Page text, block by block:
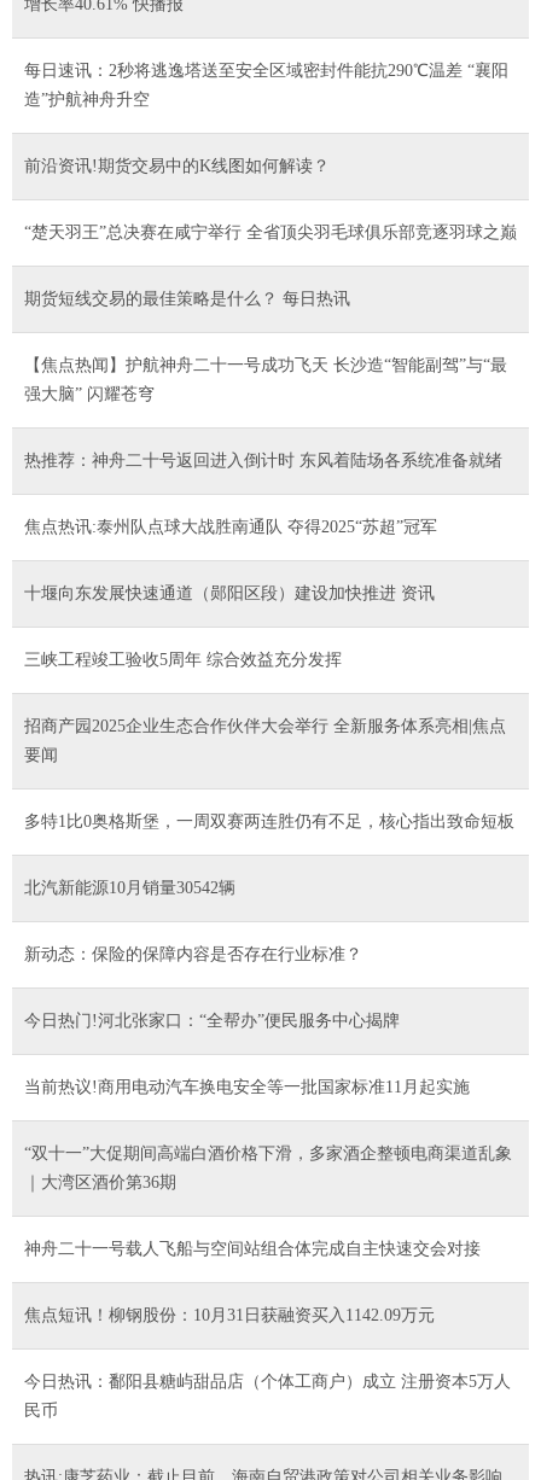
增长率40.61% 快播报
每日速讯：2秒将逃逸塔送至安全区域密封件能抗290℃温差 “襄阳
造”护航神舟升空
前沿资讯!期货交易中的K线图如何解读？
“楚天羽王”总决赛在咸宁举行 全省顶尖羽毛球俱乐部竞逐羽球之巅
期货短线交易的最佳策略是什么？ 每日热讯
【焦点热闻】护航神舟二十一号成功飞天 长沙造“智能副驾”与“最
强大脑” 闪耀苍穹
热推荐：神舟二十号返回进入倒计时 东风着陆场各系统准备就绪
焦点热讯:泰州队点球大战胜南通队 夺得2025“苏超”冠军
十堰向东发展快速通道（郧阳区段）建设加快推进 资讯
三峡工程竣工验收5周年 综合效益充分发挥
招商产园2025企业生态合作伙伴大会举行 全新服务体系亮相|焦点
要闻
多特1比0奥格斯堡，一周双赛两连胜仍有不足，核心指出致命短板
北汽新能源10月销量30542辆
新动态：保险的保障内容是否存在行业标准？
今日热门!河北张家口：“全帮办”便民服务中心揭牌
当前热议!商用电动汽车换电安全等一批国家标准11月起实施
“双十一”大促期间高端白酒价格下滑，多家酒企整顿电商渠道乱象
｜大湾区酒价第36期
神舟二十一号载人飞船与空间站组合体完成自主快速交会对接
焦点短讯！柳钢股份：10月31日获融资买入1142.09万元
今日热讯：鄱阳县糖屿甜品店（个体工商户）成立 注册资本5万人
民币